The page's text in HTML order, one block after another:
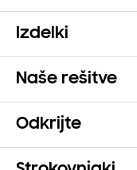
Izdelki
Naše rešitve
Odkrijte